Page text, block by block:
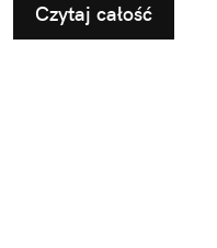
Czytaj całość